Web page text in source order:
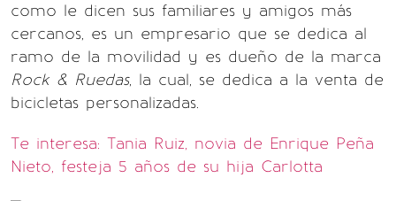
como le dicen sus familiares y amigos más
cercanos, es un empresario que se dedica al
ramo de la movilidad y es dueño de la marca
Rock & Ruedas, la cual, se dedica a la venta de
bicicletas personalizadas.
Te interesa: Tania Ruiz, novia de Enrique Peña
Nieto, festeja 5 años de su hija Carlotta